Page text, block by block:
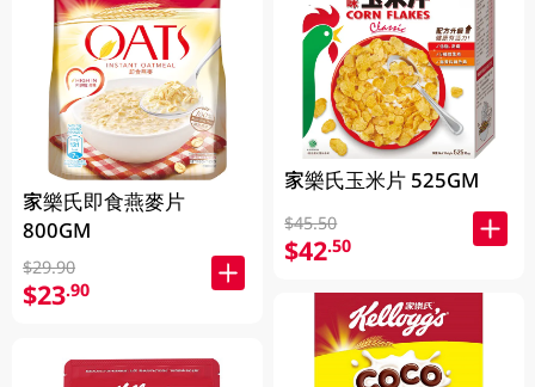
家樂氏即食燕麥片
800GM
$29.90
$23.90
家樂氏玉米片 525GM
$45.50
$42.50